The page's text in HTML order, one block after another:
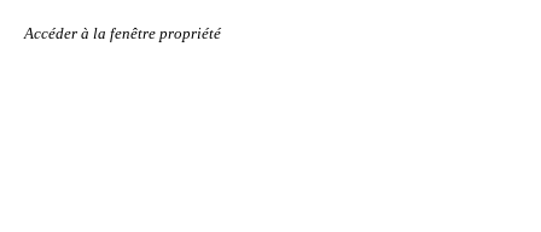
Accéder à la fenêtre propriété